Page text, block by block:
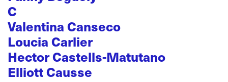
C
Valentina Canseco
Loucia Carlier
Hector Castells-Matutano
Elliott Causse